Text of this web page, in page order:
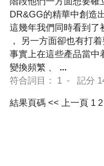
DR&GG的精華中創造
這幾年我們同時看到了
， 另一方面卻也有打
事實上在這些產品當中
變換頻繁 、 ...
符合詞目： 1 - 記分
結果頁碼 << 上一頁 1 2